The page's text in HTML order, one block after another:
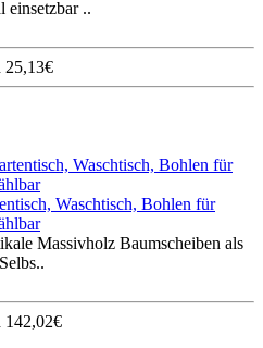
einsetzbar ..
25,13€
Waschtisch, Bohlen für
Massivholz Baumscheiben als
142,02€